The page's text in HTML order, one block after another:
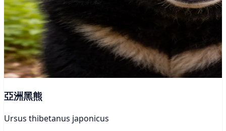
亞洲黑熊
Ursus thibetanus japonicus